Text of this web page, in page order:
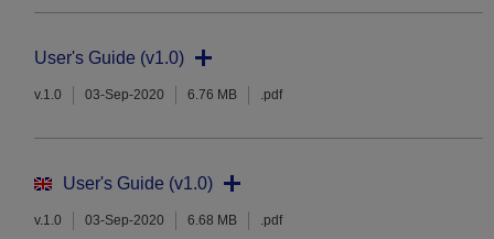
User's Guide (v1.0)
v.1.0 03-Sep-2020 6.76 MB .pdf
User's Guide (v1.0)
v.1.0 03-Sep-2020 6.68 MB .pdf